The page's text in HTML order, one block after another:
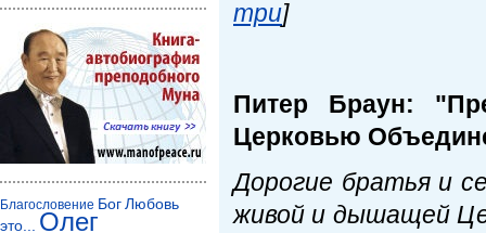
три]
Питер Браун:
Церковью
Дорогие братья и
живой и дышащей
Благословение БогЛюбовь
это...
Олег